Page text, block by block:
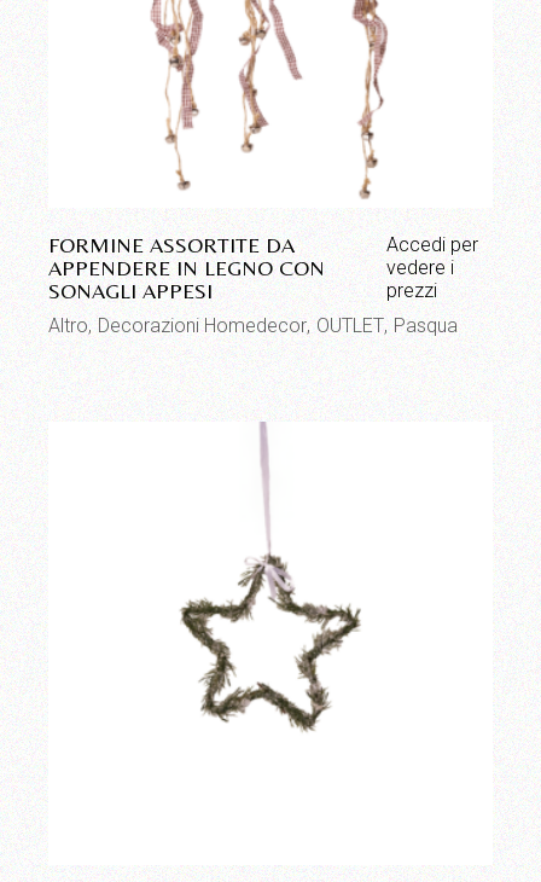
FORMINE ASSORTITE DA
APPENDERE IN LEGNO CON
SONAGLI APPESI
Accedi per
vedere i
prezzi
Altro Decorazioni Homedecor OUTLET Pasqua